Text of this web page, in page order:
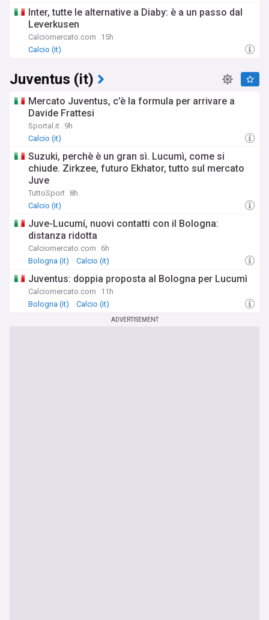
Inter, tutte le alternative a Diaby: è a un passo dal
Leverkusen
Calciomercato.com
15h
Calcio (it)
Juventus (it)
Mercato Juventus, c’è la formula per arrivare a
Davide Frattesi
Sportal.it 9h
Calcio (it)
Suzuki, perchè è un gran sì. Lucumì, come si
chiude. Zirkzee, futuro Ekhator, tutto sul mercato
Juve
TuttoSport 8h
Calcio (it)
Juve-Lucumí, nuovi contatti con il Bologna:
distanza ridotta
Calciomercato.com
6h
Bologna (it)
Calcio (it)
Juventus: doppia proposta al Bologna per Lucumì
Calciomercato.com
11h
Bologna (it)
Calcio (it)
ADVERTISEMENT